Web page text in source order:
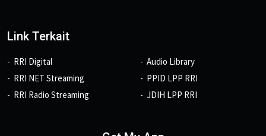
Link Terkait
RRI Digital
RRI NET Streaming
RRI Radio Streaming
Audio Library
PPID LPP RRI
JDIH LPP RRI